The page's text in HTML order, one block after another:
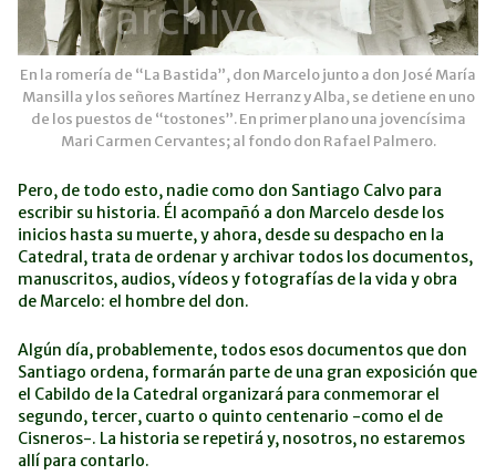
En la romería de “La Bastida”, don Marcelo junto a don José María
Mansilla y los señores Martínez Herranz y Alba, se detiene en uno
de los puestos de “tostones”. En primer plano una jovencísima
Mari Carmen Cervantes; al fondo don Rafael Palmero.
Pero, de todo esto, nadie como don Santiago Calvo para
escribir su historia. Él acompañó a don Marcelo desde los
inicios hasta su muerte, y ahora, desde su despacho en la
Catedral, trata de ordenar y archivar todos los documentos,
manuscritos, audios, vídeos y fotografías de la vida y obra
de Marcelo: el hombre del don.
Algún día, probablemente, todos esos documentos que don
Santiago ordena, formarán parte de una gran exposición que
el Cabildo de la Catedral organizará para conmemorar el
segundo, tercer, cuarto o quinto centenario -como el de
Cisneros-. La historia se repetirá y, nosotros, no estaremos
allí para contarlo.